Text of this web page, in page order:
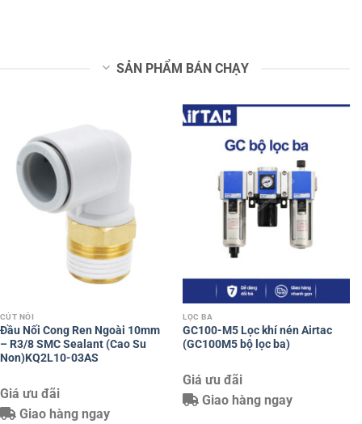
SẢN PHẨM BÁN CHẠY
CÚT NỐI
Đầu Nối Cong Ren Ngoài 10mm
– R3/8 SMC Sealant (Cao Su
Non)KQ2L10-03AS
Giá ưu đãi
Giao hàng ngay
LỌC BA
GC100-M5 Lọc khí nén Airtac
(GC100M5 bộ lọc ba)
Giá ưu đãi
Giao hàng ngay